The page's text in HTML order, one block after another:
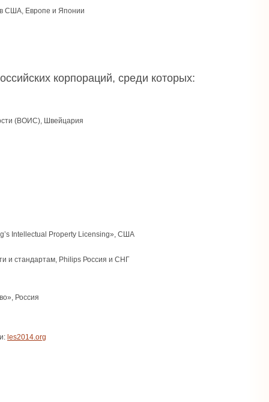
США, Европе и Японии
корпораций, среди которых:
(ВОИС), Швейцария
Intellectual Property Licensing», США
и стандартам, Philips Россия и СНГ
Россия
les2014.org